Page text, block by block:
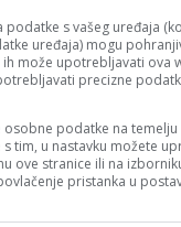
i Hercegovine na
“Zmajeve” u borbi
selekcije gledajte
emocije i
s vašeg uređaja
uređaja) mogu
može upotrebljavati ova
precizne
podatke na temelju
tim, u nastavku možete
ove stranice ili na
pristanka u